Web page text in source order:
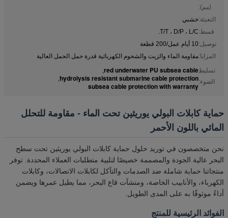
(مم):
التعبئة:خشبي
قسط:T/T ، D/P ، L/C.
توصيل:10 أيام عمل/200 قطعة
المزايا:مقاومة الماء والزيت والشحوم الكهربائية قدرة حمل الحمل العالية
تسليط
الضوء:
red underwater PU subsea cable
,
hydrolysis resistant submarine cable protection
,
subsea cable protection with warranty
حماية كابلات البولي يوريثين تحت الماء - مقاومة للتحلل
المائي باللون الأحمر
نحن متخصصون في توريد حلول حماية كابلات البولي يوريثين تحت سطح
البحر عالية الجودة والمصممة خصيصًا لتلبية متطلبات العملاء المحددة. توفر
منتجاتنا حماية شاملة ضد الصدمات والتآكل لكابلات الاتصالات، وكابلات
الكهرباء، والأنابيب الخاصة، ومنشآت قاع البحر، مما يطيل عمرها ويضمن
أداءً موثوقًا به على المدى الطويل.
الفوائد الرئيسية للمنتج